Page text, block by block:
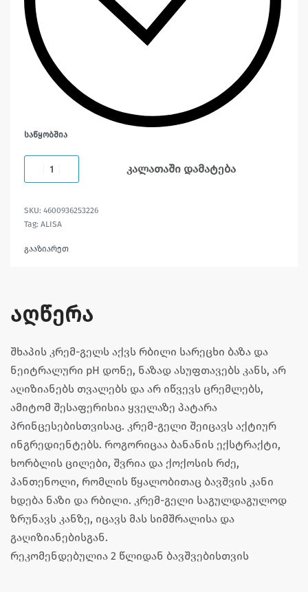
ᲡᲐᲬᲧᲝᲑᲨᲘᲐ
კალათაში დამატება
4600936253226
Tag: ALISA
გააზიარეთ
აღწერა
შხაპის კრემ-გელს აქვს რბილი სარეცხი ბაზა და
ნეიტრალური pH დონე, ნაზად ასუფთავებს კანს, არ
აღიზიანებს თვალებს და არ იწვევს ცრემლებს,
ამიტომ შესაფერისია ყველაზე პატარა
პრინცესებისთვისაც. კრემ-გელი შეიცავს აქტიურ
ინგრედიენტებს. როგორიცაა ბანანის ექსტრაქტი,
ხორბლის ცილები, შვრია და ქოქოსის რძე,
პანთენოლი, რომლის წყალობითაც ბავშვის კანი
ხდება ნაზი და რბილი. კრემ-გელი საგულდაგულოდ
ზრუნავს კანზე, იცავს მას სიმშრალისა და
გაღიზიანებისგან.
რეკომენდებულია 2 წლიდან ბავშვებისთვის